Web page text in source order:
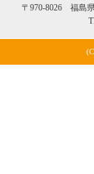
〒970-8026 福島